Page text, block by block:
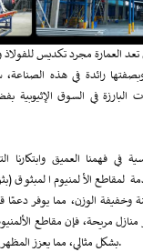
تعد العمارة مجرد تكديس
وبصفتها رائدة في هذه
البارزة في السوق الإثيوبية
في فهمنا العميق
لمقاطع الألمنيوم المبثوق
وخفيفة الوزن، مما يوفر دعمًا
مريحة، فإن مقاطع الألمنيوم
بشكل مثالي، مما يعزز المظهر الجمالي والسلامة بشكل عام.